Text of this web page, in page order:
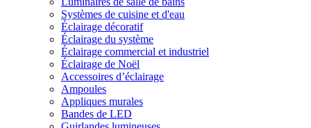
Systèmes de cuisine et d'eau
Éclairage décoratif
Éclairage du système
Éclairage commercial et industriel
Éclairage de Noël
Accessoires d’éclairage
Ampoules
Appliques murales
Bandes de LED